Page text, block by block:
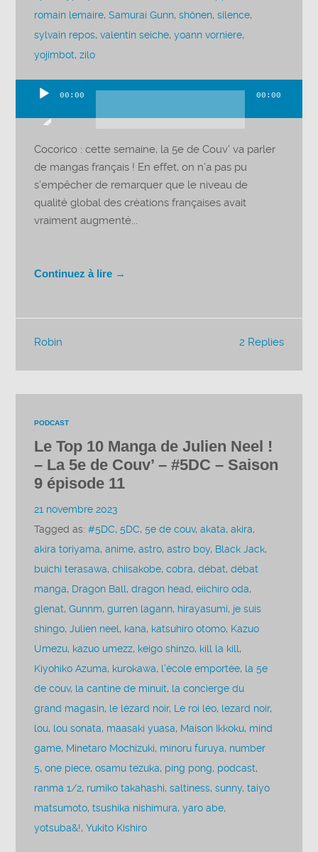
romain lemaire,Samurai Gunn,shônen,silence,
sylvain repos,valentin seiche,yoann vorniere,
yojimbot,zilo
audio
00:00 00:00
Cocorico : cette semaine, la 5e de Couv’ va parler
de mangas français ! En effet, on n’a pas pu
s’empêcher de remarquer que le niveau de
qualité global des créations françaises avait
vraiment augmenté...
Continuez à lire →
2 Replies
Robin
PODCAST
Le Top 10 Manga de Julien Neel !
– La 5e de Couv’ – #5DC – Saison
9 épisode 11
21 novembre 2023
Tagged as:#5DC,5DC,5e de couv,akata,akira,
akira toriyama,anime,astro,astro boy, Black Jack,
buichi terasawa,chiisakobe,cobra,débat,débat
manga, Dragon Ball,dragon head,eiichiro oda,
glenat,Gunnm,gurren lagann, hirayasumi, je suis
shingo,Julien neel, kana, katsuhiro otomo, Kazuo
Umezu, kazuo umezz, keigo shinzo, kill la kill,
Kiyohiko Azuma, kurokawa, l’école emportée, la 5e
de couv, la cantine de minuit, la concierge du
grand magasin, le lézard noir, Le roi léo, lezard noir,
lou, lou sonata, maasaki yuasa, Maison Ikkoku, mind
game, Minetaro Mochizuki, minoru furuya, number
5,one piece,osamu tezuka, ping pong, podcast,
ranma 1/2, rumiko takahashi,saltiness,sunny,taiyo
matsumoto,tsushika nishimura,yaro abe,
yotsuba&!,Yukito Kishiro